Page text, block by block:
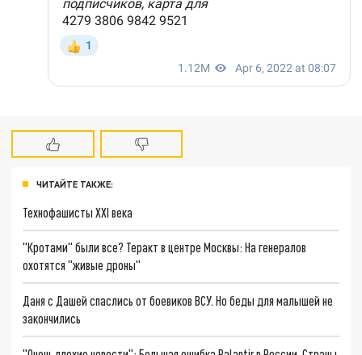
ЧИТАЙТЕ ТАКЖЕ:
Технофашисты XXI века
"Кротами" были все? Теракт в центре Москвы: На генералов
охотятся "живые дроны"
Даня с Дашей спаслись от боевиков ВСУ. Но беды для малышей не
закончились